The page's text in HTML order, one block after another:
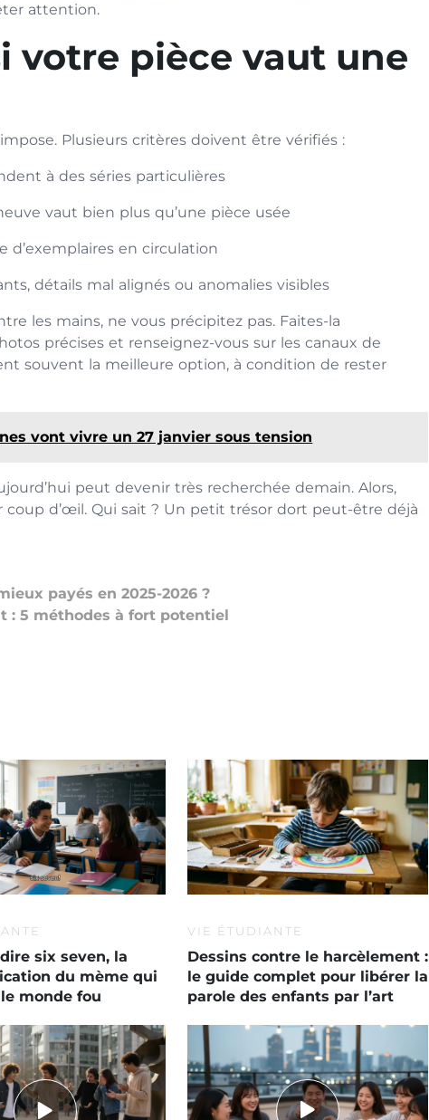
attention.
votre pièce vaut une
Plusieurs critères doivent être vérifiés :
à des séries particulières
vaut bien plus qu’une pièce usée
en circulation
détails mal alignés ou anomalies visibles
les mains, ne vous précipitez pas. Faites-la
précises et renseignez-vous sur les canaux de
souvent la meilleure option, à condition de rester
vont vivre un 27 janvier sous tension
peut devenir très recherchée demain. Alors,
d’œil. Qui sait ? Un petit trésor dort peut-être déjà
payés en 2025-2026 ?
: 5 méthodes à fort potentiel
six seven, la
du mème qui
monde fou
VIE ÉTUDIANTE
Dessins contre le harcèlement :
le guide complet pour libérer la
parole des enfants par l’art